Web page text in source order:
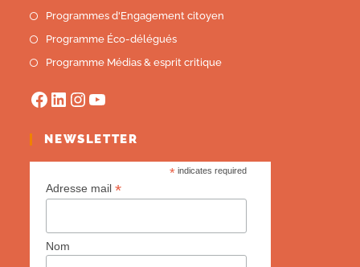
Programmes d'Engagement citoyen
Programme Éco-délégués
Programme Médias & esprit critique
NEWSLETTER
* indicates required
Adresse mail*
Nom